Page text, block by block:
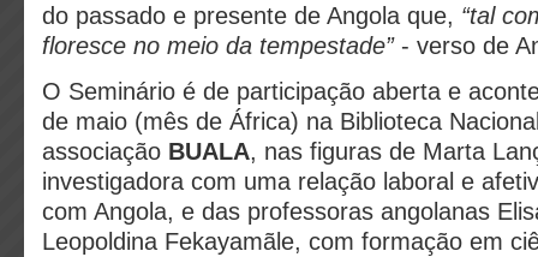
do passado e presente de Angola que, “tal
floresce no meio da tempestade”- verso de
O Seminário é de participação aberta e
de maio (mês de África) na Biblioteca
associação BUALA, nas figuras de Marta
investigadora com uma relação laboral e
com Angola, e das professoras angolanas
Leopoldina Fekayamãle, com formação em